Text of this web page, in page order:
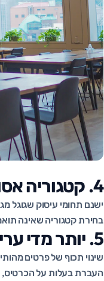
4. קטגוריה אסורה או מטעה
ישנם תחומי עיסוק שגוגל
בחירת קטגוריה שאינה
5. יותר מדי עריכות בזמן קצר
שינוי תכוף של פרטים